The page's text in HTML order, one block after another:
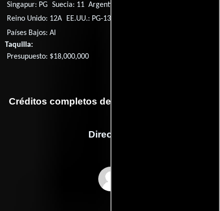
Singapur: PG Suecia: 11 Argentina: 13
Reino Unido: 12A
EE.UU.: PG-13
Países Bajos: Al
Taquilla:
Presupuesto: $18,000,000
Créditos completos de la película Pena ajena
Dirección